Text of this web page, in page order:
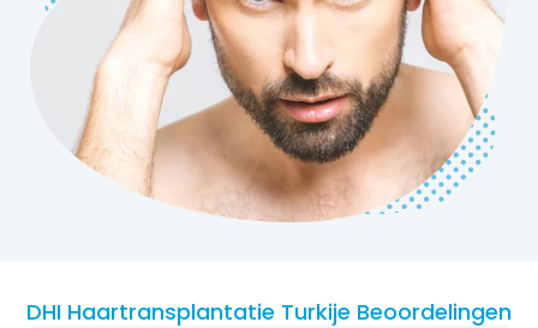
DHI Haartransplantatie Turkije Beoordelingen